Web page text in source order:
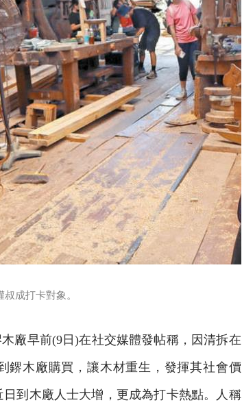
叔成打卡對象。
廠早前(9日)在社交媒體發帖稱，因清拆在
鎅木廠購買，讓木材重生，發揮其社會價
到木廠人士大增，更成為打卡熱點。人稱